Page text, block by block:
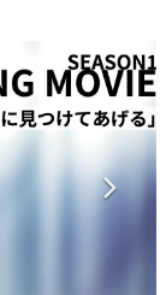
力を画面や操作の
で骨太な評論連載
ムにまつわる言葉
文化史研究家・タ